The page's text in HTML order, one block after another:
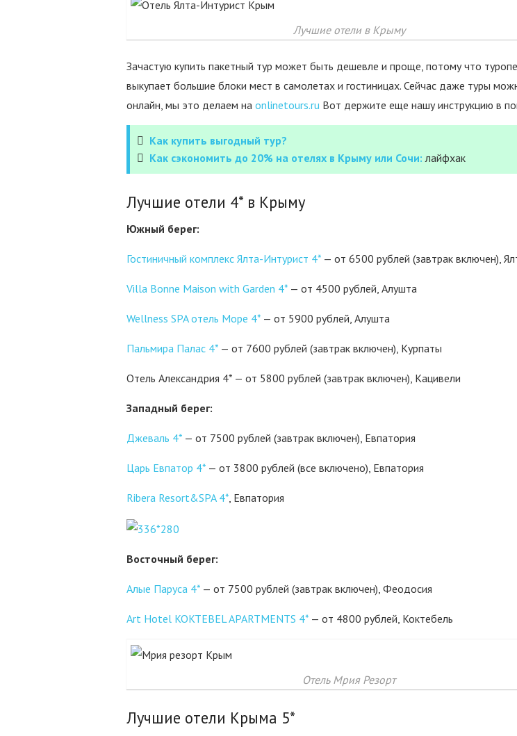
Лучшие отели в Крыму
Зачастую купить пакетный тур может быть дешевле и проще, потому что
выкупает большие блоки мест в самолетах и гостиницах. Сейчас даже туры
онлайн, мы это делаем на onlinetours.ru Вот держите еще нашу инструкцию в
Как купить выгодный тур?
Как сэкономить до 20% на отелях в Крыму или Сочи: лайфхак
Лучшие отели 4* в Крыму
Южный берег:
Гостиничный комплекс Ялта-Интурист 4* — от 6500 рублей (завтрак включен),
Villa Bonne Maison with Garden 4* — от 4500 рублей, Алушта
Wellness SPA отель Море 4* — от 5900 рублей, Алушта
Пальмира Палас 4* — от 7600 рублей (завтрак включен), Курпаты
Отель Александрия 4* — от 5800 рублей (завтрак включен), Кацивели
Западный берег:
Джеваль 4* — от 7500 рублей (завтрак включен), Евпатория
Царь Евпатор 4* — от 3800 рублей (все включено), Евпатория
Ribera Resort&SPA 4*, Евпатория
Восточный берег:
Алые Паруса 4* — от 7500 рублей (завтрак включен), Феодосия
Art Hotel KOKTEBEL APARTMENTS 4* — от 4800 рублей, Коктебель
Отель Мрия Резорт
Лучшие отели Крыма 5*